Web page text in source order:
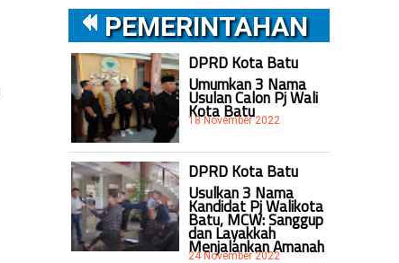
PEMERINTAHAN
DPRD Kota Batu
Umumkan 3 Nama
Usulan Calon Pj Wali
Kota Batu
18 November 2022
DPRD Kota Batu
Usulkan 3 Nama
Kandidat Pj Walikota
Batu, MCW: Sanggup
dan Layakkah
Menjalankan Amanah
24 November 2022